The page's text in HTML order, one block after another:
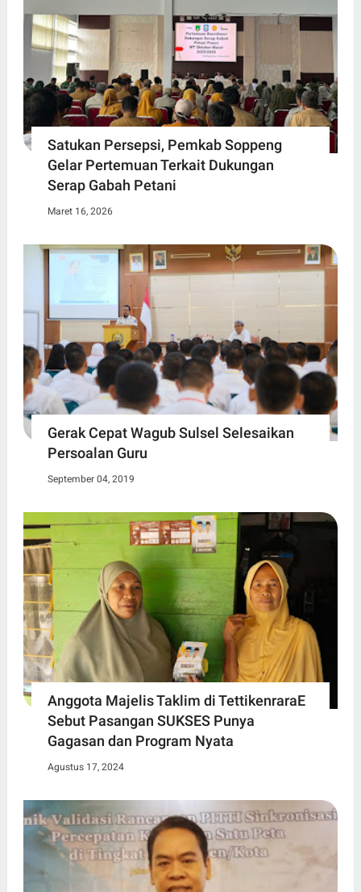
Satukan Persepsi, Pemkab Soppeng
Gelar Pertemuan Terkait Dukungan
Serap Gabah Petani
Maret 16, 2026
Gerak Cepat Wagub Sulsel Selesaikan
Persoalan Guru
September 04, 2019
Anggota Majelis Taklim di TettikenraraE
Sebut Pasangan SUKSES Punya
Gagasan dan Program Nyata
Agustus 17, 2024